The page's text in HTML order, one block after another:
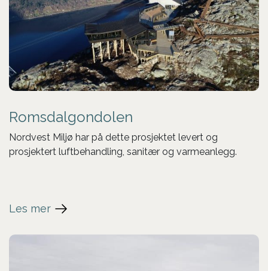
Romsdalgondolen
Nordvest Miljø har på dette prosjektet levert og
prosjektert luftbehandling, sanitær og varmeanlegg.
Les mer